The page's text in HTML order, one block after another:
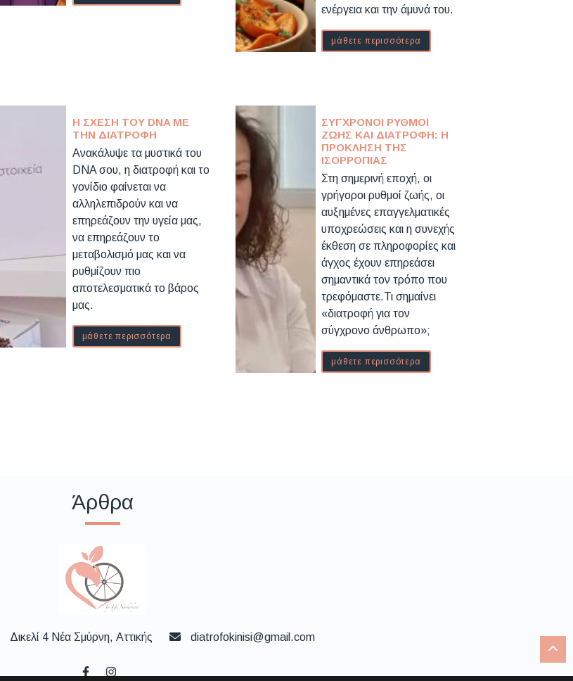
ενέργεια και την άμυνά του.
μάθετε περισσότερα
Η ΣΧΕΣΗ ΤΟΥ DNA ΜΕ
ΤΗΝ ΔΙΑΤΡΟΦΉ
Ανακάλυψε τα μυστικά του
DNA σου, η διατροφή και το
γονίδιο φαίνεται να
αλληλεπιδρούν και να
επηρεάζουν την υγεία μας,
να επηρεάζουν το
μεταβολισμό μας και να
ρυθμίζουν πιο
αποτελεσματικά το βάρος
μας.
μάθετε περισσότερα
ΣΎΓΧΡΟΝΟΙ ΡΥΘΜΟΊ
ΖΩΉΣ ΚΑΙ ΔΙΑΤΡΟΦΉ: Η
ΠΡΌΚΛΗΣΗ ΤΗΣ
ΙΣΟΡΡΟΠΊΑΣ
Στη σημερινή εποχή, οι
γρήγοροι ρυθμοί ζωής, οι
αυξημένες επαγγελματικές
υποχρεώσεις και η συνεχής
έκθεση σε πληροφορίες και
άγχος έχουν επηρεάσει
σημαντικά τον τρόπο που
τρεφόμαστε.Τι σημαίνει
«διατροφή για τον
σύγχρονο άνθρωπο»;
μάθετε περισσότερα
Άρθρα
Δικελί 4 Νέα Σμύρνη, Αττικής diatrofokinisi@gmail.com